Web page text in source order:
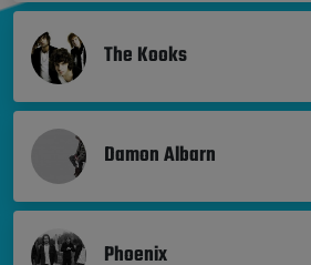
The Kooks
Damon Albarn
Phoenix